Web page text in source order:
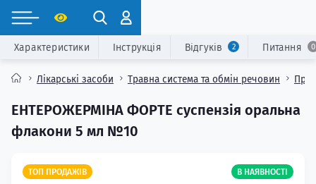
Лікарські засоби Травна система та обмін речовин
ЕНТЕРОЖЕРМІНА ФОРТЕ суспензія оральна
флакони 5 мл №10
Характеристики Інструкція Відгуків 2 Питання 0
ТОП ПРОДАЖІВ В НАЯВНОСТІ